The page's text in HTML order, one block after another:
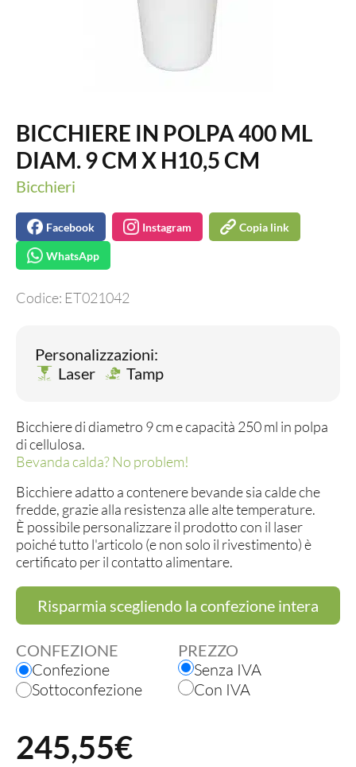
BICCHIERE IN POLPA 400 ML
DIAM. 9 CM X H10,5 CM
Bicchieri
Facebook Instagram Copia link
WhatsApp
Codice: ET021042
Personalizzazioni:
Laser
Tamp
Bicchiere di diametro 9 cm e capacità 250 ml in polpa
di cellulosa.
Bevanda calda? No problem!
Bicchiere adatto a contenere bevande sia calde che
fredde, grazie alla resistenza alle alte temperature.
È possibile personalizzare il prodotto con il laser
poiché tutto l'articolo (e non solo il rivestimento) è
certificato per il contatto alimentare.
Risparmia scegliendo la confezione intera
CONFEZIONE PREZZO
Confezione
Sottoconfezione
Senza IVA
Con IVA
245,55€